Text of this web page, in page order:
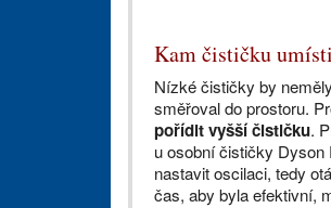
Kam čističku
Nízké čističky by
směřoval do prostoru.
pořídit vyšší čističku.
u osobní čističky Dyson
nastavit oscilaci, tedy
čas, aby byla efektivní,